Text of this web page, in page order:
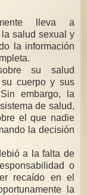
lleva a
salud sexual y
la información
su salud
su cuerpo y sus
embargo, la
de salud,
el que nadie
la decisión
a la falta de
o
recaído en el
la